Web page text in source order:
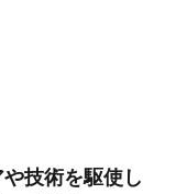
技術を駆使し